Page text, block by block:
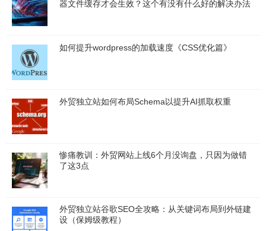
器文件缓存才会生效？这个有没有什么好的解决办法
如何提升wordpress的加载速度《CSS优化篇》
外贸独立站如何布局Schema以提升AI抓取权重
惨痛教训：外贸网站上线6个月没询盘，只因为做错
了这3点
外贸独立站谷歌SEO全攻略：从关键词布局到外链建
设（保姆级教程）